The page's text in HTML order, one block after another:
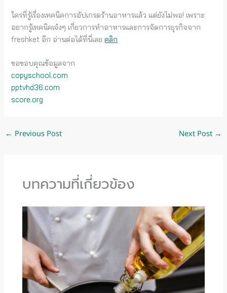
ใครที่รู้เรื่องเทคนิคการอัปเกรดร้านอาหารแล้ว แต่ยังไม่พอ! เพราะ
อยากรู้เทคนิคเจ๋งๆ เกี่ยวการทำอาหารและการจัดการธุรกิจจาก
freshket อีก อ่านต่อได้ที่นี่เลยคลิก
ขอขอบคุณข้อมูลจาก
copyschool.com
pptvhd36.com
score.org
← Previous Post Next Post →
บทความที่เกี่ยวข้อง